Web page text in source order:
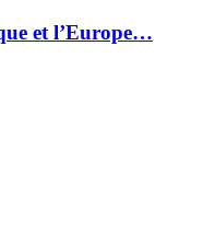
et l’Europe…